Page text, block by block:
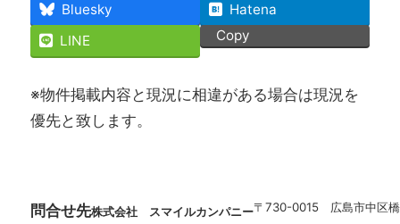
Bluesky
Hatena
LINE
Copy
※物件掲載内容と現況に相違がある場合は現況を
優先と致します。
問合せ先株式会社 スマイルカンパニー〒730-0015 広島市中区